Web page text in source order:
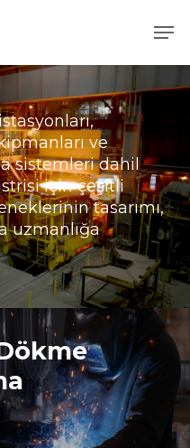
ve
sistemleri dahil
için çeşitli
tasarımı,
uzmanlığa